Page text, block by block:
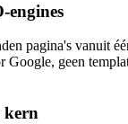
engines
pagina's vanuit
Google, geen
kern